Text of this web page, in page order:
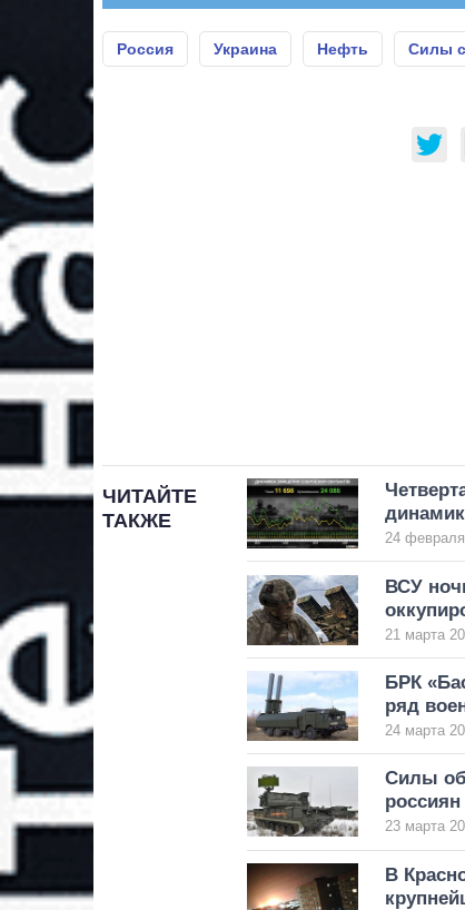
Россия Украина Нефть Силы
ЧИТАЙТЕ
ТАКЖЕ
24
ВСУ
21 марта
БРК
ряд
24 марта
Силы
23 марта
В